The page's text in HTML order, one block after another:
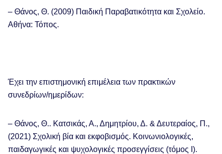
– Θάνος, Θ. (2009) Παιδική Παραβατικότητα και Σχολείο.
Αθήνα: Τόπος.
Έχει την επιστημονική επιμέλεια των πρακτικών
συνεδρίων/ημερίδων:
– Θάνος, Θ.. Κατσικάς, Α., Δημητρίου, Δ. & Δευτεραίος, Π.,
(2021) Σχολική βία και εκφοβισμός. Κοινωνιολογικές,
παιδαγωγικές και ψυχολογικές προσεγγίσεις (τόμος Ι).